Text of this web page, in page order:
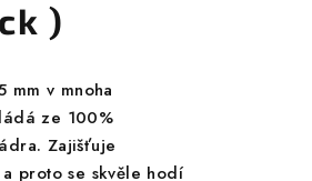
)
mm v mnoha
ze 100%
Zajišťuje
proto se skvěle hodí